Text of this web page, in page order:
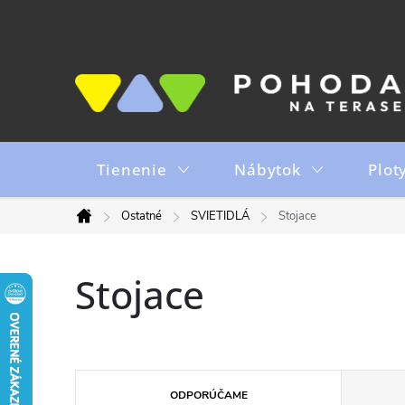
Tienenie Nábytok
Domov
Ostatné SVIETIDLÁ Stojace
Stojace
ODPORÚČAME